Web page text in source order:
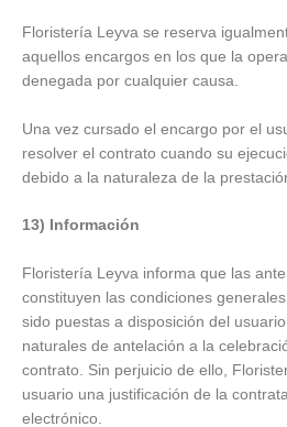
Floristería Leyva se reserva
aquellos encargos en los que la
denegada por cualquier causa.
Una vez cursado el encargo por el
resolver el contrato cuando su
debido a la naturaleza de la
13) Información
Floristería Leyva informa que las
constituyen las condiciones
sido puestas a disposición del
naturales de antelación a la
contrato. Sin perjuicio de ello,
usuario una justificación de la
electrónico.